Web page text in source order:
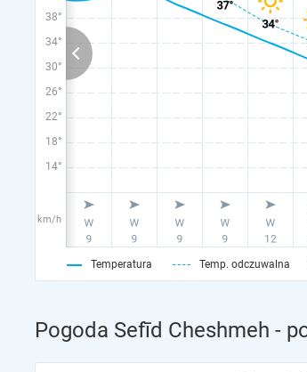
38°
34°
30°
26°
22°
18°
14°
km/h
Temperatura Temp. odczuwalna
Pogoda Sefīd Cheshmeh -